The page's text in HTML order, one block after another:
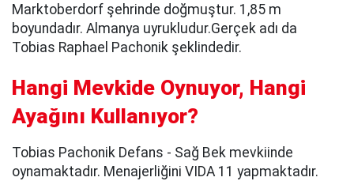
Marktoberdorf şehrinde doğmuştur. 1,85 m
boyundadır. Almanya uyrukludur.Gerçek adı da
Tobias Raphael Pachonik şeklindedir.
Hangi Mevkide Oynuyor, Hangi
Ayağını Kullanıyor?
Tobias Pachonik Defans - Sağ Bek mevkiinde
oynamaktadır. Menajerliğini VIDA 11 yapmaktadır.